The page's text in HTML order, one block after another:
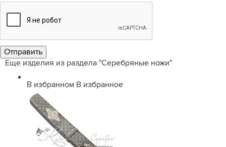
Еще изделия из раздела "Серебряные ножи"
В избранном В избранное